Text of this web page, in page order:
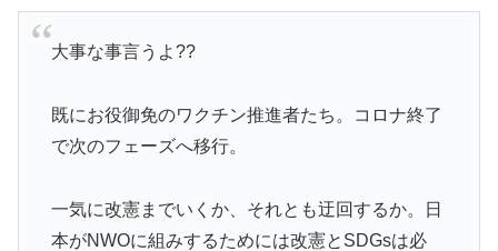
大事な事言うよ??
既にお役御免のワクチン推進者たち。コロナ終了
で次のフェーズへ移行。
一気に改憲までいくか、それとも迂回するか。日
本がNWOに組みするためには改憲とSDGsは必